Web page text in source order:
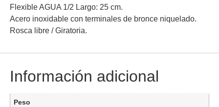
Flexible AGUA 1/2 Largo: 25 cm.
Acero inoxidable con terminales de bronce niquelado.
Rosca libre / Giratoria.
Información adicional
Peso